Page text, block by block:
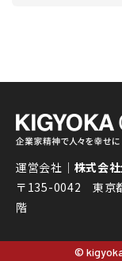
運営会社｜ 株式会
〒135-0042 東京
階
©